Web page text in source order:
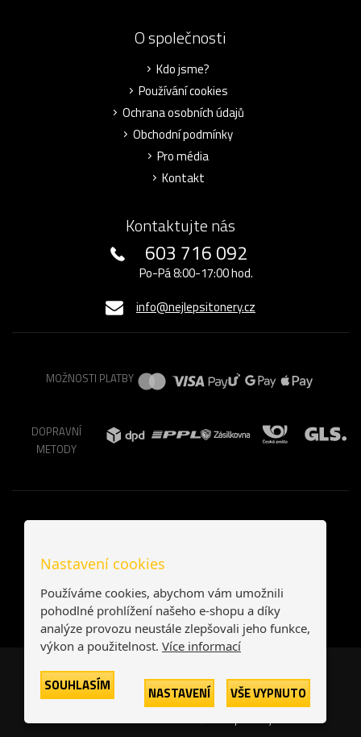
O společnosti
Kdo jsme?
Používání cookies
Ochrana osobních údajů
Obchodní podmínky
Pro média
Kontakt
Kontaktujte nás
603 716 092
Po-Pá 8:00-17:00 hod.
info@nejlepsitonery.cz
MOŽNOSTI PLATBY
DOPRAVNÍ
METODY
Česká republika Slovensko
- -
Nastavení cookies
Používáme cookies, abychom vám umožnili
pohodlné prohlížení našeho e-shopu a díky
analýze provozu neustále zlepšovali jeho funkce,
výkon a použitelnost. Více informací
SOUHLASÍM NASTAVENÍ VŠE VYPNUTO